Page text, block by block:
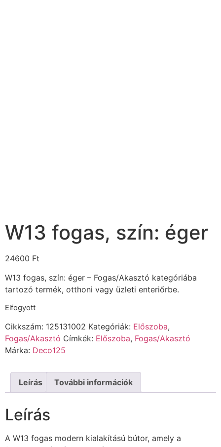
W13 fogas, szín: éger
24600 Ft
W13 fogas, szín: éger – Fogas/Akasztó kategóriába
tartozó termék, otthoni vagy üzleti enteriőrbe.
Elfogyott
Cikkszám: 125131002 Kategóriák: Előszoba,
Fogas/Akasztó Címkék: Előszoba, Fogas/Akasztó
Márka: Deco125
Leírás További információk
Leírás
A W13 fogas modern kialakítású bútor, amely a